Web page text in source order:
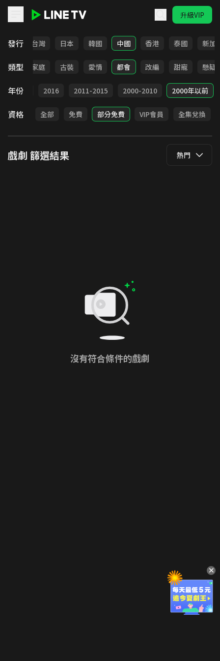
升級VIP
發行
全部 台灣 日本 韓國 中國 香港 泰國 新加
類型
校園 家庭 古裝 愛情 都會 改編 甜寵 懸疑
年份
2017 2016 2011-2015 2000-2010 2000年以前
資格 全部 免費 部分免費 VIP會員 全集兌換
戲劇 篩選結果 熱門
沒有符合條件的戲劇